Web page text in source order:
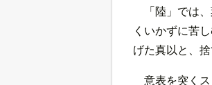
「陸」では
くいかずに苦
げた真以と、
意表を突く